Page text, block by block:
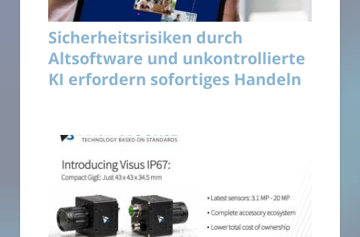
Sicherheitsrisiken durch
Altsoftware und unkontrollierte
KI erfordern sofortiges Handeln